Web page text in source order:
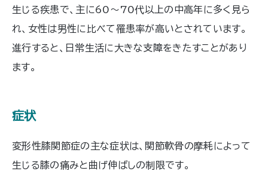
生じる疾患で、主に60～70代以上の中高年に多く見ら
れ、女性は男性に比べて罹患率が高いとされています。
進行すると、日常生活に大きな支障をきたすことがあり
ます。
症状
変形性膝関節症の主な症状は、関節軟骨の摩耗によって
生じる膝の痛みと曲げ伸ばしの制限です。